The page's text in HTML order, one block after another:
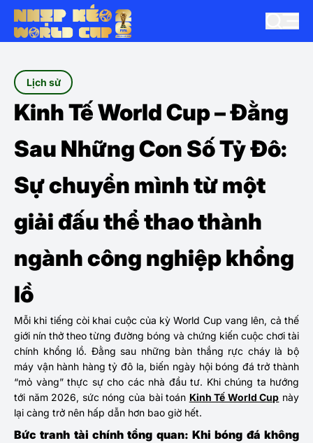
Lịch sử
Kinh Tế World Cup – Đằng
Sau Những Con Số Tỷ Đô:
Sự chuyển mình từ một
giải đấu thể thao thành
ngành công nghiệp khổng
lồ
Mỗi khi tiếng còi khai cuộc của kỳ World Cup vang lên, cả thế
giới nín thở theo từng đường bóng và chứng kiến cuộc chơi tài
chính khổng lồ. Đằng sau những bàn thắng rực cháy là bộ
máy vận hành hàng tỷ đô la, biến ngày hội bóng đá trở thành
“mỏ vàng” thực sự cho các nhà đầu tư. Khi chúng ta hướng
tới năm 2026, sức nóng của bài toán Kinh Tế World Cup này
lại càng trở nên hấp dẫn hơn bao giờ hết.
Bức tranh tài chính tổng quan: Khi bóng đá không